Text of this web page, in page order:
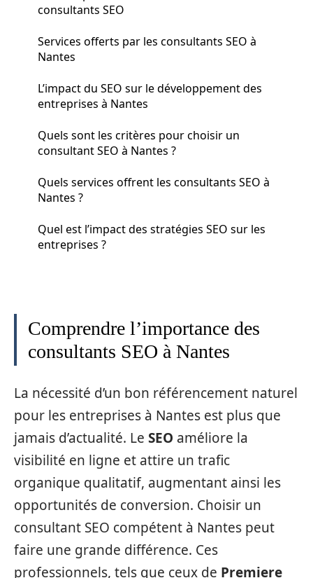
consultants SEO
Services offerts par les consultants SEO à
Nantes
L’impact du SEO sur le développement des
entreprises à Nantes
Quels sont les critères pour choisir un
consultant SEO à Nantes ?
Quels services offrent les consultants SEO à
Nantes ?
Quel est l’impact des stratégies SEO sur les
entreprises ?
Comprendre l’importance des
consultants SEO à Nantes
La nécessité d’un bon référencement naturel
pour les entreprises à Nantes est plus que
jamais d’actualité. Le SEO améliore la
visibilité en ligne et attire un trafic
organique qualitatif, augmentant ainsi les
opportunités de conversion. Choisir un
consultant SEO compétent à Nantes peut
faire une grande différence. Ces
professionnels, tels que ceux de Premiere